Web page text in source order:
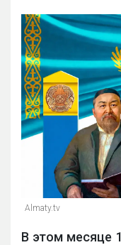
Almaty.tv
В этом месяце